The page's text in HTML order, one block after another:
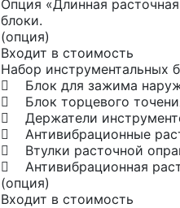
Опция «Длинная
блоки.
(опция)
Входит в стоимость
Набор инструментальных
 Блок для зажима
 Блок торцевого
 Держатели
 Антивибрационные
 Втулки расточной
 Антивибрационная
(опция)
Входит в стоимость